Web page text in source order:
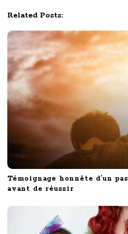
Related Posts:
Témoignage honnête d’un
avant de réussir